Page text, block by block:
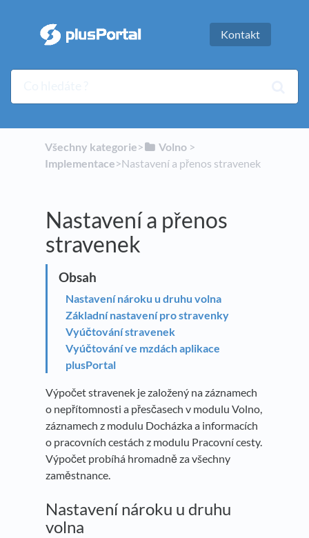
Kontakt
Všechny kategorie​>​ ​Volno ​ > ​
Implementace​>​ Nastavení a přenos stravenek
Nastavení a přenos
stravenek
Nastavení nároku u druhu volna
Základní nastavení pro stravenky
Vyúčtování stravenek
Vyúčtování ve mzdách aplikace
plusPortal
Výpočet stravenek je založený na záznamech
o nepřítomnosti a přesčasech v modulu Volno,
záznamech z modulu Docházka a informacích
o pracovních cestách z modulu Pracovní cesty.
Výpočet probíhá hromadně za všechny
zaměstnance.
Nastavení nároku u druhu
volna